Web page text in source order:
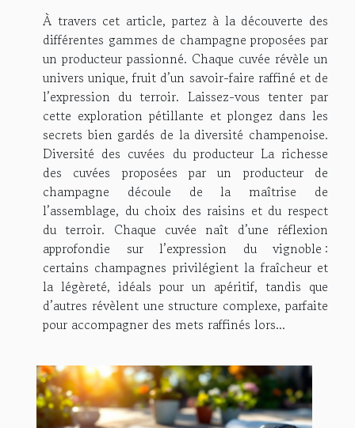
À travers cet article, partez à la découverte des
différentes gammes de champagne proposées par
un producteur passionné. Chaque cuvée révèle un
univers unique, fruit d’un savoir-faire raffiné et de
l’expression du terroir. Laissez-vous tenter par
cette exploration pétillante et plongez dans les
secrets bien gardés de la diversité champenoise.
Diversité des cuvées du producteur La richesse
des cuvées proposées par un producteur de
champagne découle de la maîtrise de
l’assemblage, du choix des raisins et du respect
du terroir. Chaque cuvée naît d’une réflexion
approfondie sur l’expression du vignoble :
certains champagnes privilégient la fraîcheur et
la légèreté, idéals pour un apéritif, tandis que
d’autres révèlent une structure complexe, parfaite
pour accompagner des mets raffinés lors...